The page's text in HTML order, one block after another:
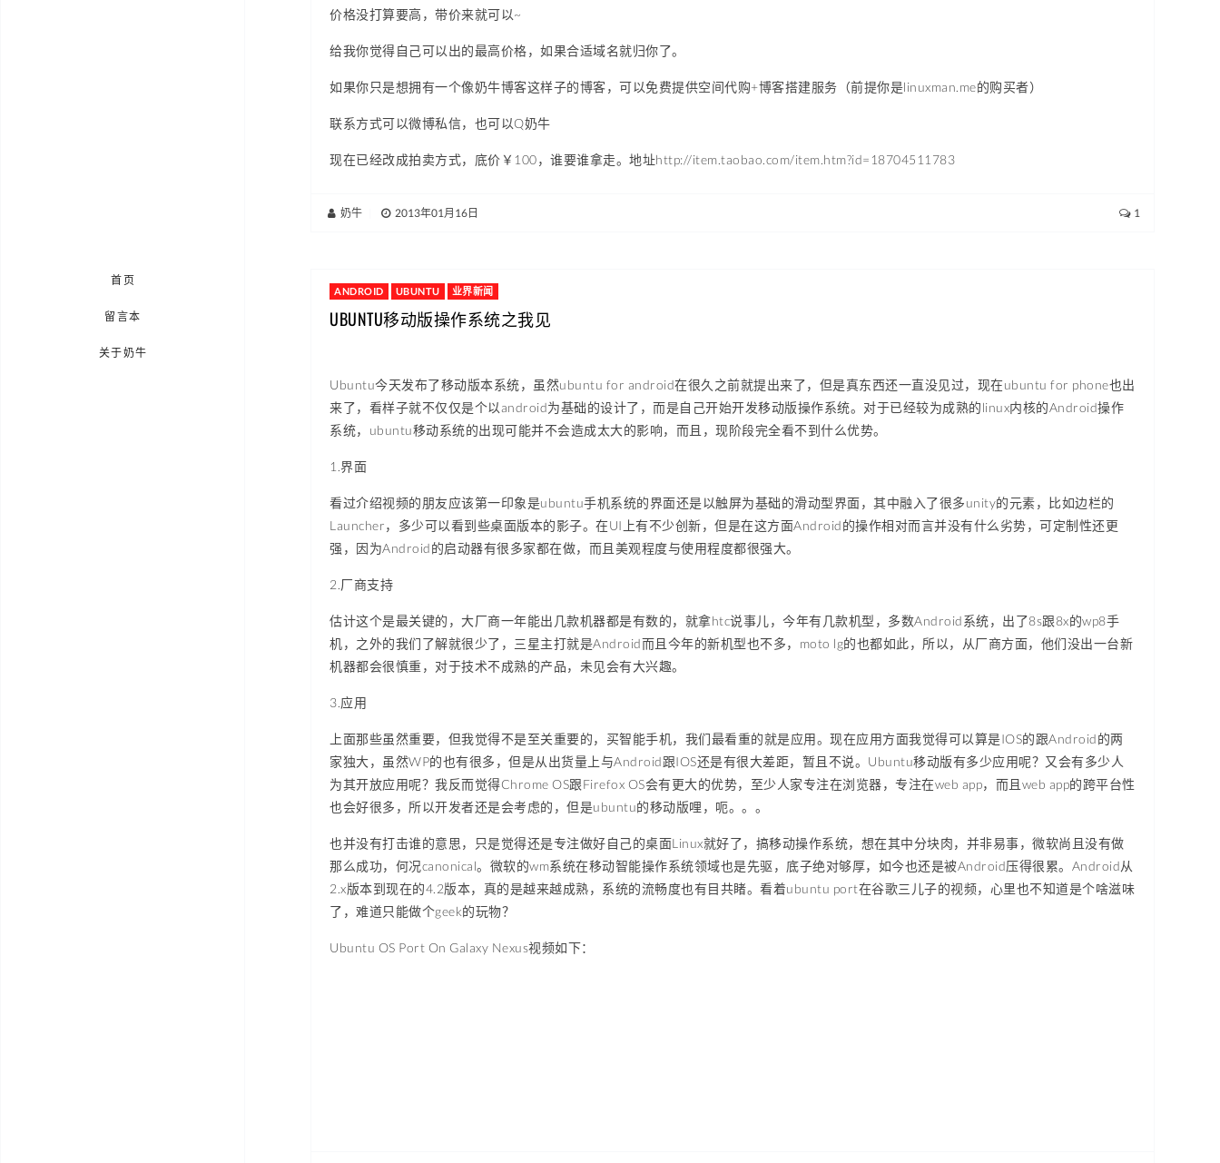
首页
留言本
关于奶牛
价格没打算要高，带价来就可以~
给我你觉得自己可以出的最高价格，如果合适域名就归你了。
如果你只是想拥有一个像奶牛博客这样子的博客，可以免费提供空间代购+博客搭建服务（前提你是linuxman.me的购买者）
联系方式可以微博私信，也可以Q奶牛
现在已经改成拍卖方式，底价￥100，谁要谁拿走。地址http://item.taobao.com/item.htm?id=18704511783
奶牛 2013年01月16日 1
ANDROID UBUNTU 业界新闻
UBUNTU移动版操作系统之我见
Ubuntu今天发布了移动版本系统，虽然ubuntu for android在很久之前就提出来了，但是真东西还一直没见过，现在ubuntu for phone也出
来了，看样子就不仅仅是个以android为基础的设计了，而是自己开始开发移动版操作系统。对于已经较为成熟的linux内核的Android操作
系统，ubuntu移动系统的出现可能并不会造成太大的影响，而且，现阶段完全看不到什么优势。
1.界面
看过介绍视频的朋友应该第一印象是ubuntu手机系统的界面还是以触屏为基础的滑动型界面，其中融入了很多unity的元素，比如边栏的
Launcher，多少可以看到些桌面版本的影子。在UI上有不少创新，但是在这方面Android的操作相对而言并没有什么劣势，可定制性还更
强，因为Android的启动器有很多家都在做，而且美观程度与使用程度都很强大。
2.厂商支持
估计这个是最关键的，大厂商一年能出几款机器都是有数的，就拿htc说事儿，今年有几款机型，多数Android系统，出了8s跟8x的wp8手
机，之外的我们了解就很少了，三星主打就是Android而且今年的新机型也不多，moto lg的也都如此，所以，从厂商方面，他们没出一台新
机器都会很慎重，对于技术不成熟的产品，未见会有大兴趣。
3.应用
上面那些虽然重要，但我觉得不是至关重要的，买智能手机，我们最看重的就是应用。现在应用方面我觉得可以算是IOS的跟Android的两
家独大，虽然WP的也有很多，但是从出货量上与Android跟IOS还是有很大差距，暂且不说。Ubuntu移动版有多少应用呢？又会有多少人
为其开放应用呢？我反而觉得Chrome OS跟Firefox OS会有更大的优势，至少人家专注在浏览器，专注在web app，而且web app的跨平台性
也会好很多，所以开发者还是会考虑的，但是ubuntu的移动版哩，呃。。。
也并没有打击谁的意思，只是觉得还是专注做好自己的桌面Linux就好了，搞移动操作系统，想在其中分块肉，并非易事，微软尚且没有做
那么成功，何况canonical。微软的wm系统在移动智能操作系统领域也是先驱，底子绝对够厚，如今也还是被Android压得很累。Android从
2.x版本到现在的4.2版本，真的是越来越成熟，系统的流畅度也有目共睹。看着ubuntu port在谷歌三儿子的视频，心里也不知道是个啥滋味
了，难道只能做个geek的玩物？
Ubuntu OS Port On Galaxy Nexus视频如下：